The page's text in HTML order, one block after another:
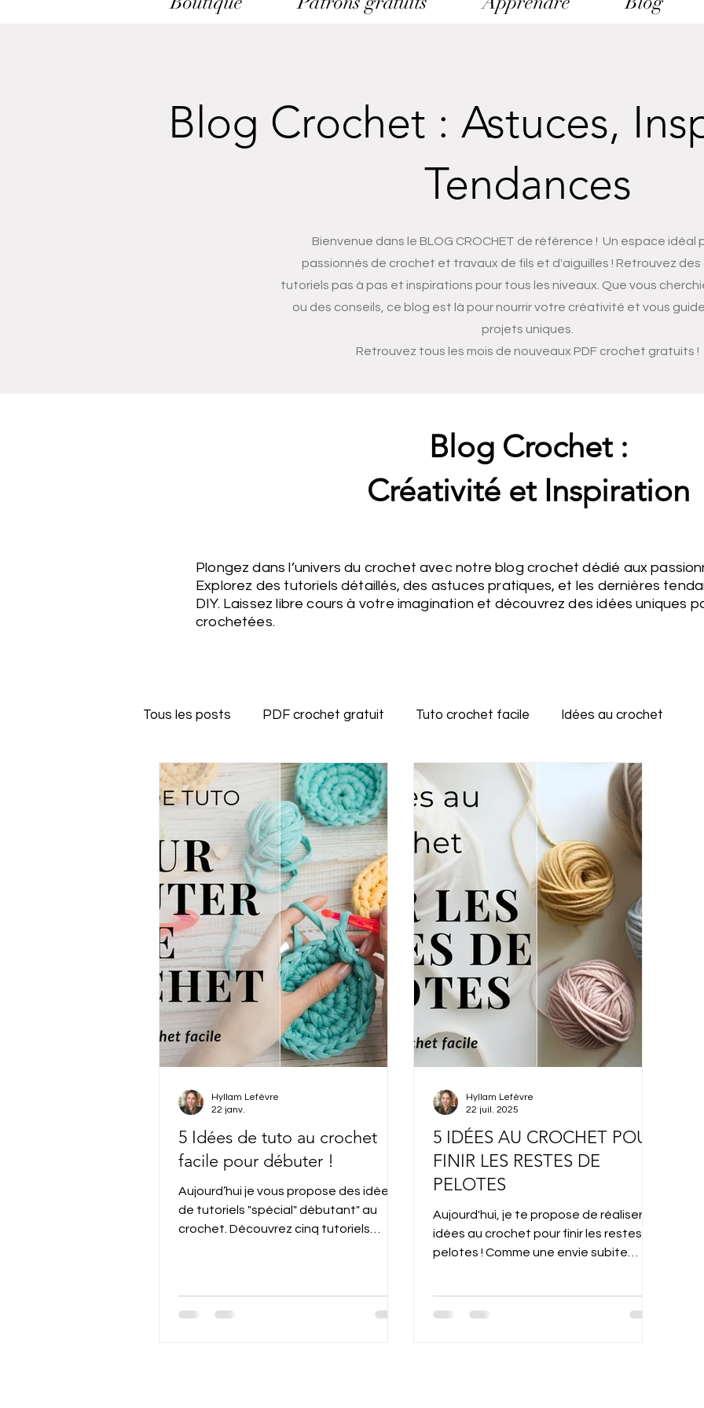
Blog Crochet : Astuces,
Tendances
Bienvenue dans le BLOG CROCHET de référence ! Un espace idéal
passionnés de crochet et travaux de fils et d'aiguilles ! Retrouvez des
tutoriels pas à pas et inspirations pour tous les niveaux. Que vous
ou des conseils, ce blog est là pour nourrir votre créativité et vous
projets uniques.
Retrouvez tous les mois de nouveaux PDF crochet gratuits !
Blog Crochet :
Créativité et Inspiration
Plongez dans l’univers du crochet avec notre blog crochet dédié aux
Explorez des tutoriels détaillés, des astuces pratiques, et les dernières
DIY. Laissez libre cours à votre imagination et découvrez des idées uniques
crochetées.
Tous les posts PDF crochet gratuit Tuto crochet facile Idées au crochet
Crochetez vos restes de pelotes Astuces crochet Découvertes
5 Idées de tuto au crochet
facile pour débuter !
Aujourd’hui je vous propose des idées
de tutoriels "spécial" débutant" au
crochet. Découvrez cinq tutoriels
Hyllam Lefèvre
22 janv.
5 IDÉES AU CROCHET POUR
FINIR LES RESTES DE
PELOTES
Aujourd'hui, je te propose de réaliser 5
idées au crochet pour finir les restes de
pelotes ! Comme une envie subite
Hyllam Lefèvre
22 juil. 2025